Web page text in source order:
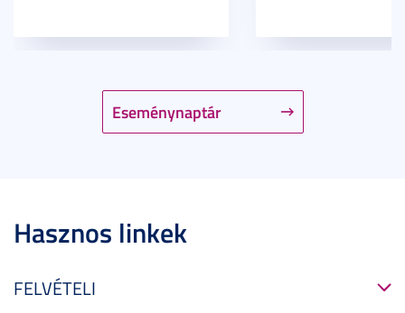
Eseménynaptár
Hasznos linkek
FELVÉTELI